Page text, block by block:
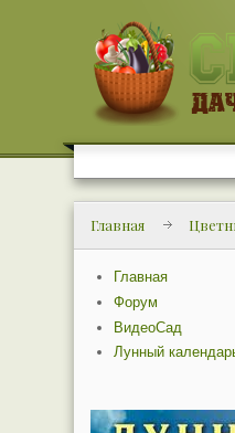
Главная
Главная
Форум
ВидеоСад
Лунный